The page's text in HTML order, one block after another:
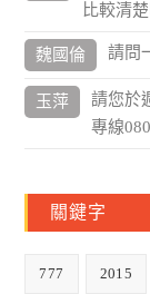
比較清
魏國倫 請問
玉萍
請您於
專線
關鍵字
777 2015